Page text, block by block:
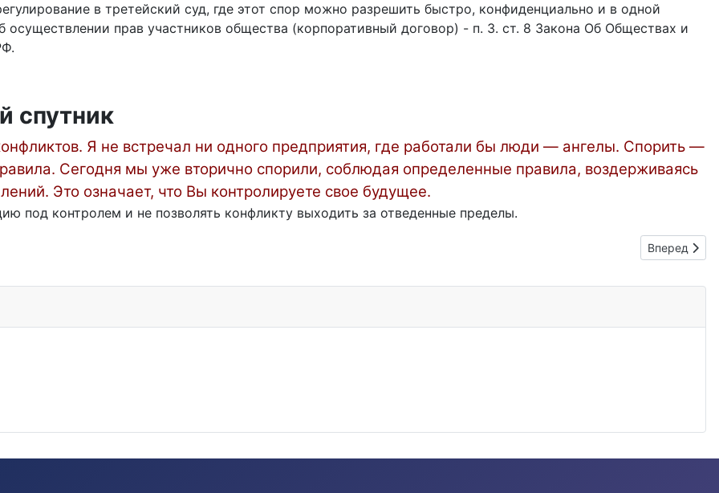
в третейский суд, где этот спор можно разрешить быстро, конфиденциально и в одной
прав участников общества (корпоративный договор) - п. 3. ст. 8 Закона Об Обществах и
спутник
Я не встречал ни одного предприятия, где работали бы люди — ангелы. Спорить —
Сегодня мы уже вторично спорили, соблюдая определенные правила, воздерживаясь
Это означает, что Вы контролируете свое будущее.
под контролем и не позволять конфликту выходить за отведенные пределы.
Следующий:
Вперед